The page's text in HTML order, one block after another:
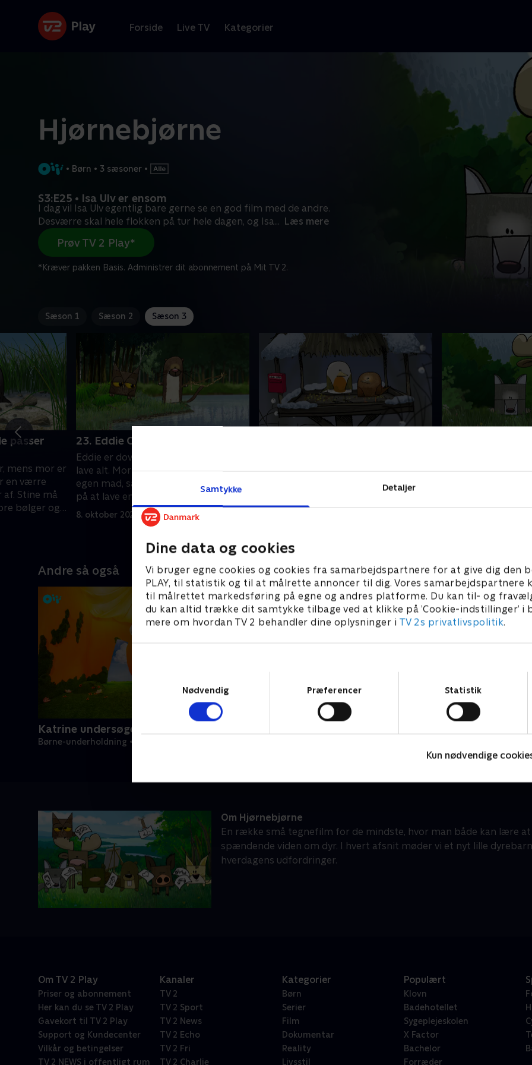
Samtykke Detaljer
Dine data og cookies
Vi bruger egne cookies og cookies fra samarbejdspartnere for at give dig den
PLAY, til statistik og til at målrette annoncer til dig. Vores samarbejdspartnere
til målrettet markedsføring på egne og andres platforme. Du kan til- og
du kan altid trække dit samtykke tilbage ved at klikke på ’Cookie-indstillinger’ i
mere om hvordan TV 2 behandler dine oplysninger i TV 2s privatlivspolitik.
Nødvendig
Præferencer Statistik
Kun nødvendige
Forside Live TV Kategorier
Hjørnebjørne
• Børn • 3 sæsoner •
S3:E25 • Isa Ulv er ensom
I dag vil Isa Ulv egentlig bare gerne se en god film med de andre.
Desværre skal hele flokken på tur hele dagen, og Isa... Læs mere
Prøv TV 2 Play*
*Kræver pakken Basis. Administrer dit abonnement på Mit TV 2.
Sæson 1 Sæson 2 Sæson 3
passer
mens mor er
en værre
Stine må
bølger og
23. Eddie Odder på fisketur
Eddie er doven og vil have mor til at
lave alt. Mor beder ham fange sin
egen mad, så han bruger hele dagen
på at lave en fiskestang. Men er det
nødvendigt?
8. oktober 2022 • 7 min
ind på foderbrættet. Robin bliver
vred og smider hende væk. Han siger
til hende, at man ikke kan have det
I dag vil Isa Ulv
skal hele flokken
Andre så også
Katrine undersøger
Børne-underholdning • 1 sæsoner
Om Hjørnebjørne
En række små tegnefilm for de mindste, hvor man både kan lære
spændende viden om dyr. I hvert afsnit møder vi et nyt lille
hverdagens udfordringer.
Om TV 2 Play
Priser og abonnement
Her kan du se TV 2 Play
Gavekort til TV 2 Play
Support og Kundecenter
Vilkår og betingelser
TV 2 NEWS i offentligt rum
Kanaler
TV 2
TV 2 Sport
TV 2 News
TV 2 Echo
TV 2 Fri
TV 2 Charlie
Kategorier
Børn
Serier
Film
Dokumentar
Reality
Livsstil
Populært
Klovn
Badehotellet
Sygeplejeskolen
X Factor
Bachelor
Forræder